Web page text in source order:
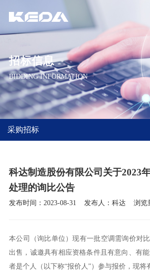
招标信息
BIDDING INFORMATION
采购招标
科达制造股份有限公司关于2023
处理的询比公告
发布时间：2023-08-31 发布人：科达 浏览
本公司（询比单位）现有一批空调需询价对比
出售，诚邀具有相应资格条件且有意向、有
者是个人（以下称“报价人”）参与报价，现将